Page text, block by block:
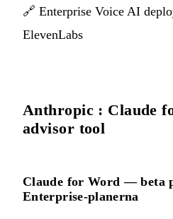
🔗 Enterprise Voice AI
ElevenLabs
Anthropic : Claude
advisor tool
Claude for Word — beta
Enterprise-planerna